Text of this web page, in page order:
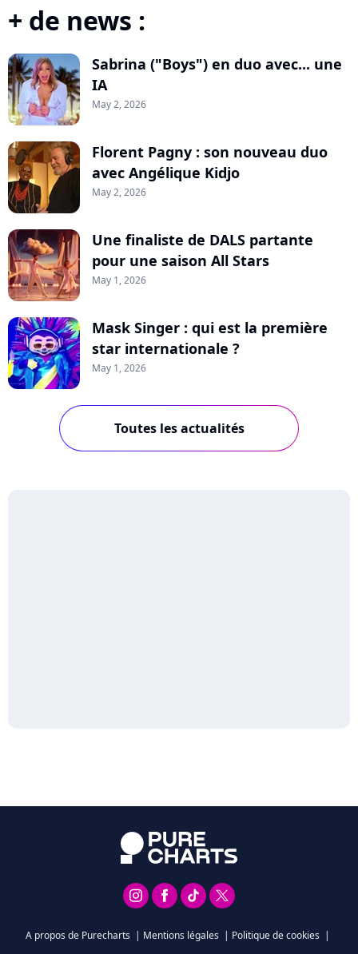
+ de news :
Sabrina ("Boys") en duo avec... une
IA
May 2, 2026
Florent Pagny : son nouveau duo
avec Angélique Kidjo
May 2, 2026
Une finaliste de DALS partante
pour une saison All Stars
May 1, 2026
Mask Singer : qui est la première
star internationale ?
May 1, 2026
Toutes les actualités
A propos de Purecharts | Mentions légales | Politique de cookies |